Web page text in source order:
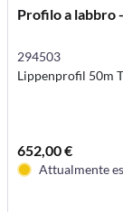
Profilo a labbro
294503
Lippenprofil 50m
652,00 €
Attualmente